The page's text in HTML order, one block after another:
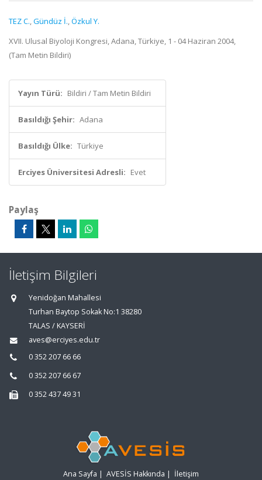
TEZ C.,Gündüz İ.,Özkul Y.
XVII. Ulusal Biyoloji Kongresi, Adana, Türkiye, 1 - 04 Haziran 2004,
(Tam Metin Bildiri)
Yayın Türü: Bildiri / Tam Metin Bildiri
Basıldığı Şehir: Adana
Basıldığı Ülke: Türkiye
Erciyes Üniversitesi Adresli: Evet
Paylaş
İletişim Bilgileri
Yenidoğan Mahallesi
Turhan Baytop Sokak No:1 38280
TALAS / KAYSERİ
aves@erciyes.edu.tr
0 352 207 66 66
0 352 207 66 67
0 352 437 49 31
Ana Sayfa | AVESİS Hakkında | İletişim